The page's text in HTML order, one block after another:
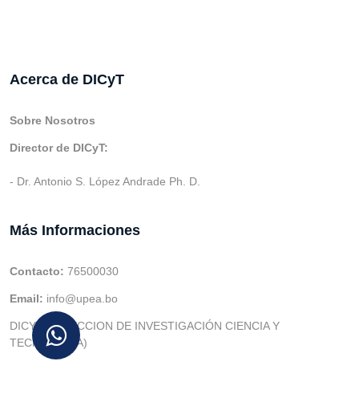
Acerca de DICyT
Sobre Nosotros
Director de DICyT:
- Dr. Antonio S. López Andrade Ph. D.
Más Informaciones
Contacto: 76500030
Email: info@upea.bo
DICYT (DIRECCION DE INVESTIGACIÓN CIENCIA Y
TECNOLOGIA)